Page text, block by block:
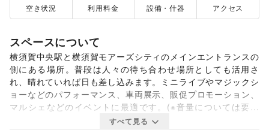
空き状況 利用料金 設備・什器 アクセス
スペースについて
横須賀中央駅と横須賀モアーズシティのメインエントランスの
側にある場所。普段は人々の待ち合わせ場所としても活用さ
れ、晴れていれば日も差し込みます。ミニライブやマジックシ
ョーなどのパフォーマンス、車両展示、販促プロモーション、
マルシェなどのイベントに最適です。(※音量については要相
すべて見る